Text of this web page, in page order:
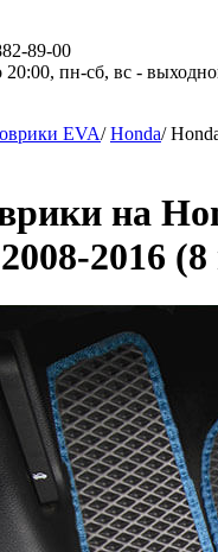
89-00
20:00, пн-сб, вс -
EVA/Honda/
на
2016 (8